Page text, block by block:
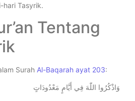
hari Tasyrik.
Tentang
Surah Al-Baqarah ayat 203:
وَاذْكُرُوا اللّٰهَ فِي أَيَّامٍ مَعْدُودَاتٍ